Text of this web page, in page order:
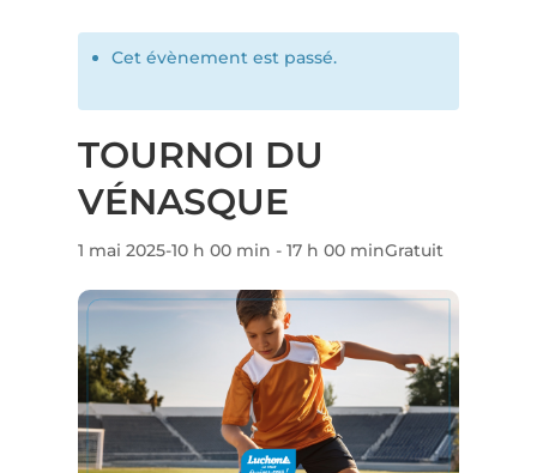
Cet évènement est passé.
TOURNOI DU
VÉNASQUE
1 mai 2025-10 h 00 min - 17 h 00 minGratuit